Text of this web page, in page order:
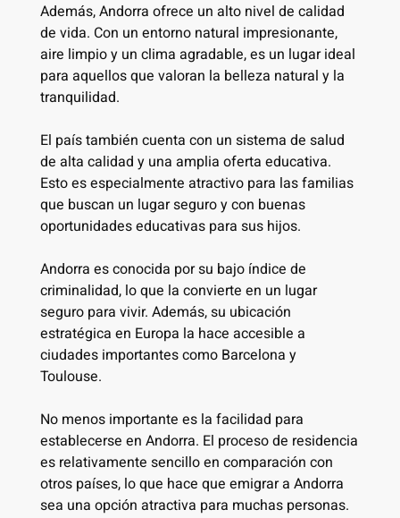
Además, Andorra ofrece un alto nivel de calidad
de vida. Con un entorno natural impresionante,
aire limpio y un clima agradable, es un lugar ideal
para aquellos que valoran la belleza natural y la
tranquilidad.
El país también cuenta con un sistema de salud
de alta calidad y una amplia oferta educativa.
Esto es especialmente atractivo para las familias
que buscan un lugar seguro y con buenas
oportunidades educativas para sus hijos.
Andorra es conocida por su bajo índice de
criminalidad, lo que la convierte en un lugar
seguro para vivir. Además, su ubicación
estratégica en Europa la hace accesible a
ciudades importantes como Barcelona y
Toulouse.
No menos importante es la facilidad para
establecerse en Andorra. El proceso de residencia
es relativamente sencillo en comparación con
otros países, lo que hace que emigrar a Andorra
sea una opción atractiva para muchas personas.